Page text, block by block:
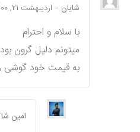
شایان – اردیبهشت 21, 1400
با سلام و احترام
میتونم دلیل گرون
به قیمت خود گوشی
امین